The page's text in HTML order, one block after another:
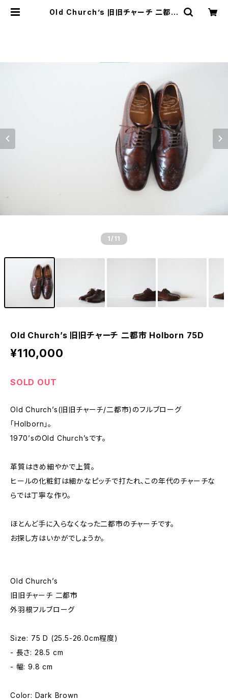
Old Church’s 旧旧チャーチ 二都市
1 /11
Old Church’s 旧旧チャーチ 二都市 Holborn 75D
¥110,000
SOLD OUT
Old Church’s(旧旧チャーチ/二都市)のフルブローグ
「Holborn」。
1970’sのOld Church’sです。
革質はきめ細やかで上質。
ヒールの化粧釘は細かなピッチで打たれ、この年代のチャーチな
らでは丁寧な作り。
ほとんど手に入らなくなった二都市のチャーチです。
お探し方はいかがでしょうか。
Old Church’s
旧旧チャーチ 二都市
外羽根フルブローグ
Size: 75 D (25.5-26.0cm程度)
- 長さ: 28.5 cm
- 幅: 9.8 cm
Color: Dark Brown